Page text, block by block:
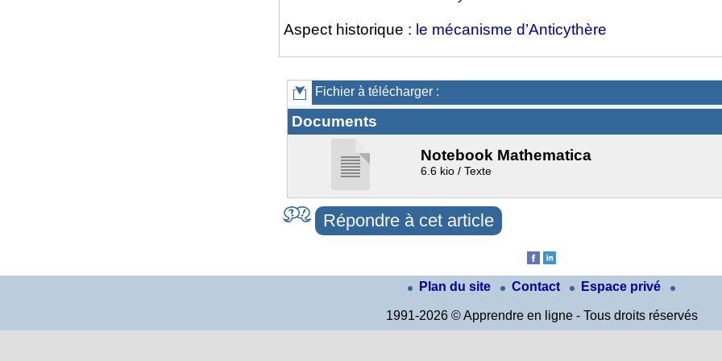
Aspect historique : le mécanisme d’Anticythère
Fichier à télécharger :
Documents
Notebook Mathematica
6.6 kio / Texte
Répondre à cet article
Plan du site Contact Espace privé
1991-2026 © Apprendre en ligne - Tous droits réservés